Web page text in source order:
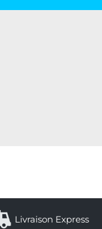
Livraison Express